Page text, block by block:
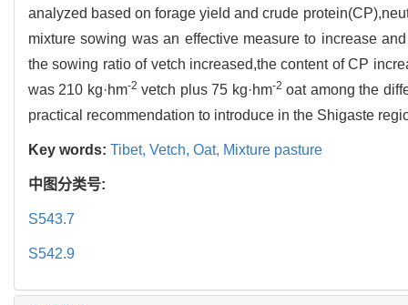
analyzed based on forage yield and crude
mixture sowing was an effective measure to increase
the sowing ratio of vetch increased,the content of CP
was 210 kg·hm-2 vetch plus 75 kg·hm-2 oat among the
practical recommendation to introduce in the Shigaste
Key words: Tibet, Vetch, Oat, Mixture pasture
中图分类号:
S543.7
S542.9